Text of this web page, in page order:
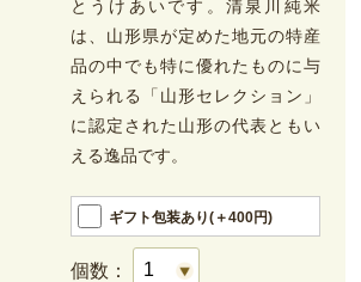
とうけあいです。清泉川純米
は、山形県が定めた地元の特産
品の中でも特に優れたものに与
えられる「山形セレクション」
に認定された山形の代表ともい
える逸品です。
ギフト包装あり(＋400円)
個数：